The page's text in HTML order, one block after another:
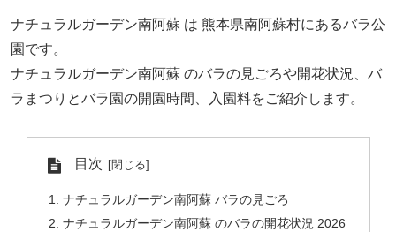
ナチュラルガーデン南阿蘇 は 熊本県南阿蘇村にあるバラ公
園です。
ナチュラルガーデン南阿蘇 のバラの見ごろや開花状況、バ
ラまつりとバラ園の開園時間、入園料をご紹介します。
目次
ナチュラルガーデン南阿蘇 バラの見ごろ
ナチュラルガーデン南阿蘇 のバラの開花状況 2026